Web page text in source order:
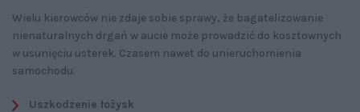
Wielu kierowców nie zdaje sobie sprawy, że bagatelizowanie
nienaturalnych drgań w aucie może prowadzić do kosztownych
w usunięciu usterek. Czasem nawet do unieruchomienia
samochodu.
Uszkodzenie łożysk